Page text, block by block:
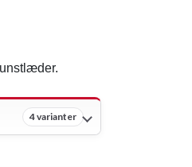
4 varianter